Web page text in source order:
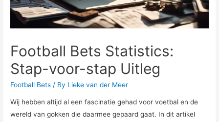
Football Bets Statistics:
Stap-voor-stap Uitleg
Football Bets / By Lieke van der Meer
Wij hebben altijd al een fascinatie gehad voor voetbal en de
wereld van gokken die daarmee gepaard gaat. In dit artikel